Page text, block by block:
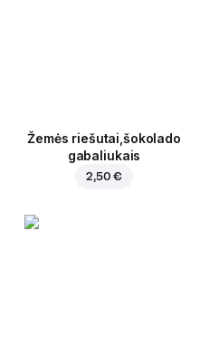
Žemės riešutai,šokolado
gabaliukais
2,50 €